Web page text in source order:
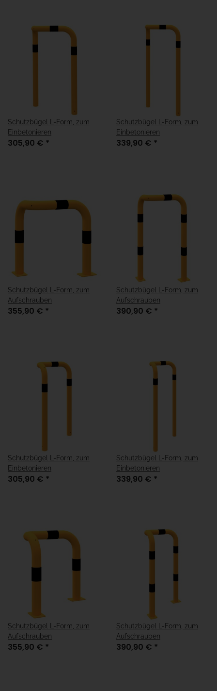
Schutzbügel L-Form, zum
Einbetonieren
305,90 € *
Schutzbügel L-Form, zum
Einbetonieren
339,90 € *
Schutzbügel L-Form, zum
Aufschrauben
355,90 € *
Schutzbügel L-Form, zum
Aufschrauben
390,90 € *
Schutzbügel L-Form, zum
Einbetonieren
305,90 € *
Schutzbügel L-Form, zum
Einbetonieren
339,90 € *
Schutzbügel L-Form, zum
Aufschrauben
355,90 € *
Schutzbügel L-Form, zum
Aufschrauben
390,90 € *